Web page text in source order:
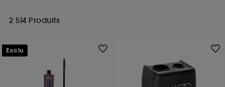
2 514 Produits
Exclu